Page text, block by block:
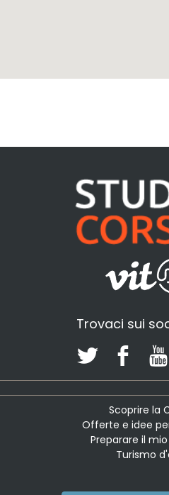
Trovaci sui
Scoprire la
Offerte e idee
Preparare il
Turismo